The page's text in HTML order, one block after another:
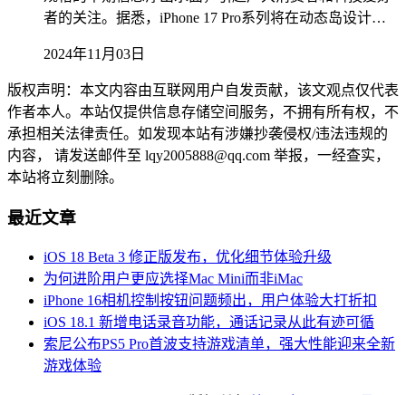
者的关注。据悉，iPhone 17 Pro系列将在动态岛设计…
2024年11月03日
版权声明：本文内容由互联网用户自发贡献，该文观点仅代表
作者本人。本站仅提供信息存储空间服务，不拥有所有权，不
承担相关法律责任。如发现本站有涉嫌抄袭侵权/违法违规的
内容， 请发送邮件至 lqy2005888@qq.com 举报，一经查实，
本站将立刻删除。
最近文章
iOS 18 Beta 3 修正版发布，优化细节体验升级
为何进阶用户更应选择Mac Mini而非iMac
iPhone 16相机控制按钮问题频出，用户体验大打折扣
iOS 18.1 新增电话录音功能，通话记录从此有迹可循
索尼公布PS5 Pro首波支持游戏清单，强大性能迎来全新
游戏体验